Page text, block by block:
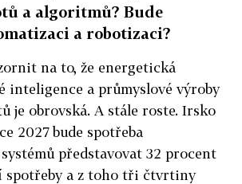
a algoritmů? Bude
a robotizaci?
na to, že energetická
inteligence a průmyslové výroby
je obrovská. A stále roste. Irsko
2027 bude spotřeba
představovat 32 procent
spotřeby a z toho tři čtvrtiny